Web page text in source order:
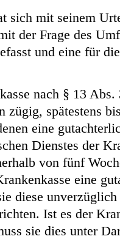
sich mit seinem
der Frage des
und eine für
nach § 13
zügig, spätestens
eine
Dienstes der
von fünf
eine
diese
Ist es der
sie dies unter